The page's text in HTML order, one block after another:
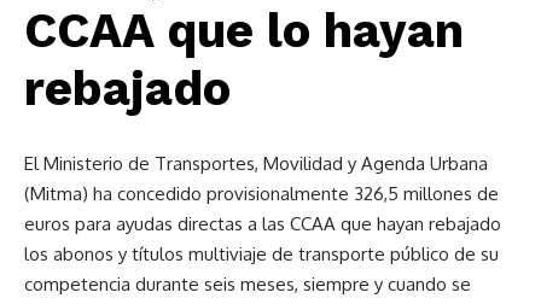
CCAA que lo hayan
rebajado
El Ministerio de Transportes, Movilidad y Agenda Urbana
(Mitma) ha concedido provisionalmente 326,5 millones de
euros para ayudas directas a las CCAA que hayan rebajado
los abonos y títulos multiviaje de transporte público de su
competencia durante seis meses, siempre y cuando se